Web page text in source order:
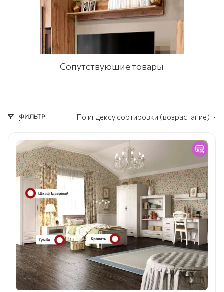
Сопутствующие товары
ФИЛЬТР По индексу сортировки (возрастание)